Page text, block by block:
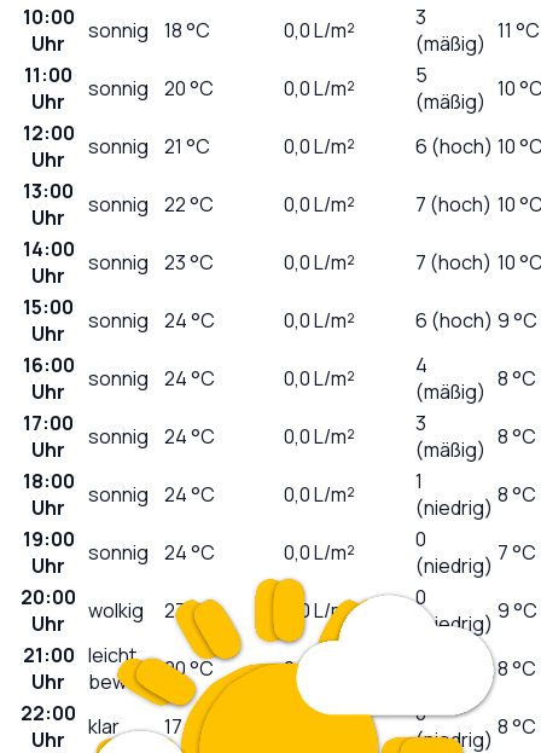
10:00
Uhr
sonnig 18°C 0,0L/m²
3
(mäßig) 11 °C
11:00
Uhr
sonnig 20°C 0,0L/m²
5
(mäßig) 10
12:00
Uhr
sonnig 21 °C 0,0L/m² 6 (hoch) 10
13:00
Uhr
sonnig 22°C 0,0L/m² 7 (hoch) 10
14:00
Uhr
sonnig 23°C 0,0L/m² 7 (hoch) 10
15:00
Uhr
sonnig 24°C 0,0L/m² 6 (hoch) 9 °C
16:00
Uhr
sonnig 24°C 0,0L/m²
4
(mäßig) 8 °C
17:00
Uhr
sonnig 24°C 0,0L/m²
3
(mäßig) 8 °C
18:00
Uhr
sonnig 24°C 0,0L/m²
1
(niedrig) 8 °C
19:00
Uhr
sonnig 24°C 0,0L/m²
0
(niedrig) 7 °C
20:00
Uhr
wolkig 23°C 0,0L/m²
0
(niedrig) 9 °C
21:00
Uhr
leicht
bewölkt
20°C 0,0
(niedrig)8 °C
22:00
Uhr
klar 17°C
0
(niedrig) 8 °C